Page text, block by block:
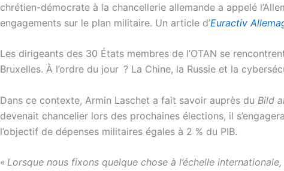
chrétien-démocrate à la chancellerie allemande a appelé
engagements sur le plan militaire. Un article d’Euractiv
Les dirigeants des 30 États membres de l’OTAN se
Bruxelles. À l’ordre du jour ? La Chine, la Russie et la
Dans ce contexte, Armin Laschet a fait savoir auprès du Bild
devenait chancelier lors des prochaines élections, il
l’objectif de dépenses militaires égales à 2 % du PIB.
« Lorsque nous fixons quelque chose à l’échelle